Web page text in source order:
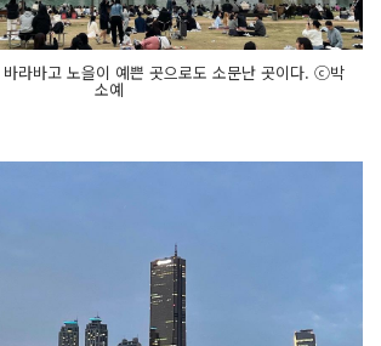
라바고 노을이 예쁜 곳으로도 소문난 곳이다. ⓒ박
소예